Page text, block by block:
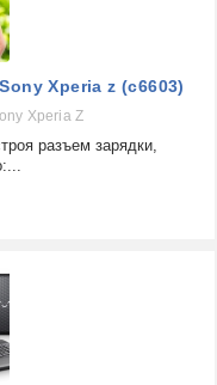
Xperia z (c6603)
Xperia Z
разъем зарядки,